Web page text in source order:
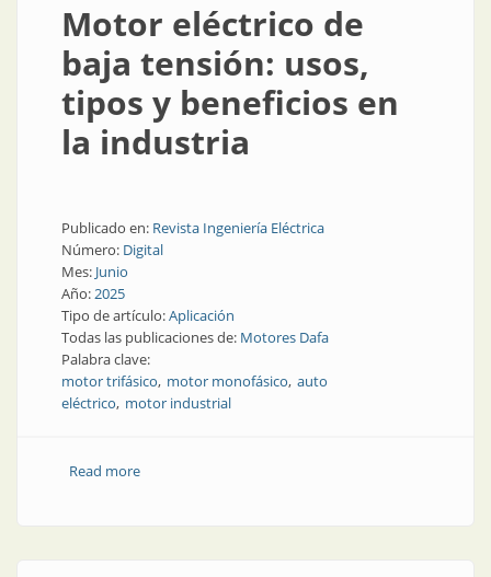
Motor eléctrico de
baja tensión: usos,
tipos y beneficios en
la industria
Publicado en: Revista Ingeniería Eléctrica
Número: Digital
Mes: Junio
Año:2025
Tipo de artículo:Aplicación
Todas las publicaciones de: Motores Dafa
Palabra clave:
motor trifásico motor monofásico auto
eléctrico motor industrial
Read moreabout Motor eléctrico de baja tensión: usos, tipos y